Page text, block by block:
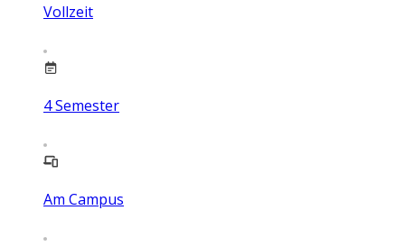
Vollzeit
4Semester
Am Campus